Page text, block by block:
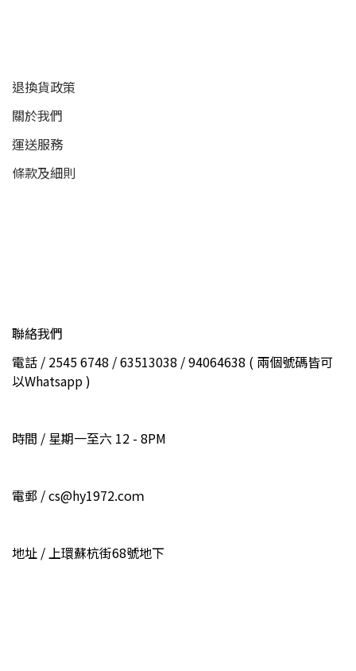
退換貨政策
關於我們
運送服務
條款及細則
聯絡我們
電話 / 2545 6748 / 63513038 / 94064638 ( 兩個號碼皆可
以Whatsapp )
時間 / 星期一至六 12 - 8PM
電郵 / cs@hy1972.coｍ
地址 / 上環蘇杭街68號地下